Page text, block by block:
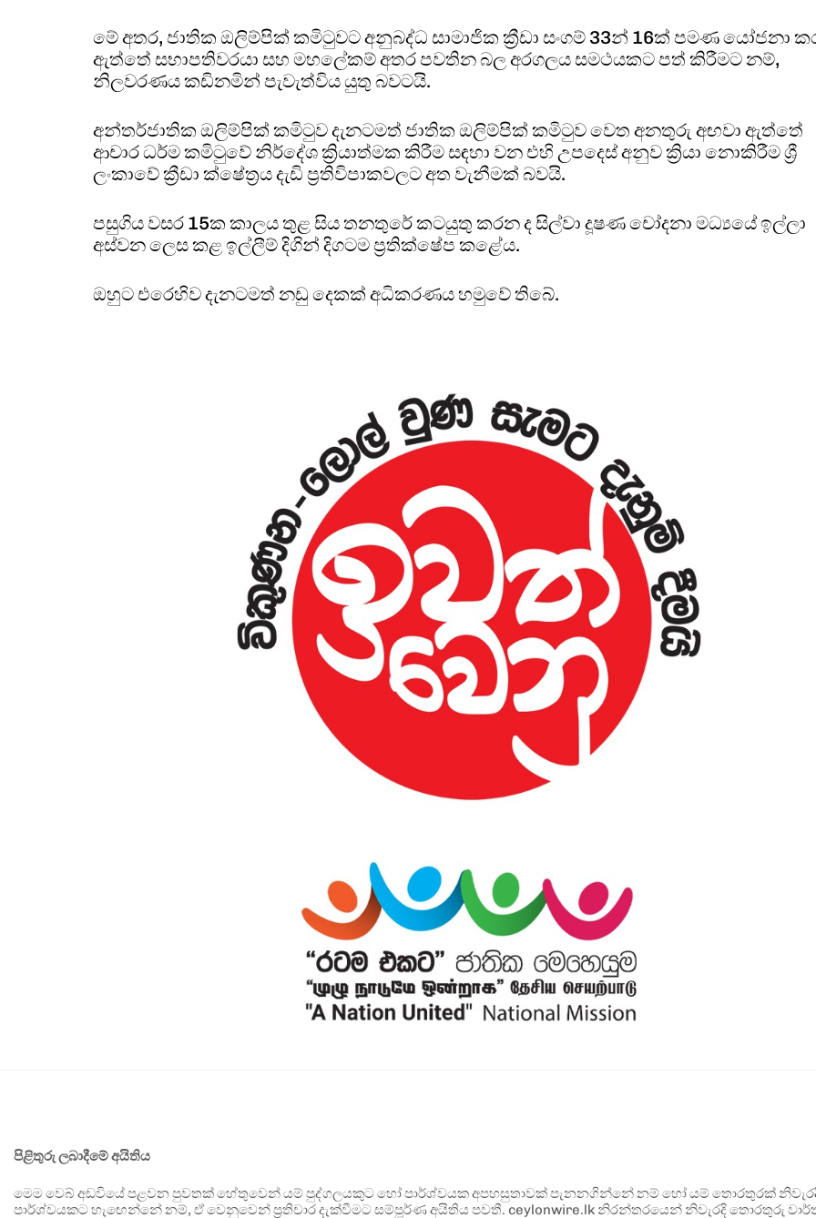
මේ අතර, ජාතික ඔලිම්පික් කමිටුවට අනුබද්ධ සාමාජික ක්‍රීඩා සංගම් 33න් 16ක් පමණ යෝජනා
ඇත්තේ සභාපතිවරයා සහ මහලේකම් අතර පවතින බල අරගලය සමථයකට පත් කිරීමට නම්,
නිලවරණය කඩිනමින් පැවැත්විය යුතු බවටයි.
අන්තර්ජාතික ඔලිම්පික් කමිටුව දැනටමත් ජාතික ඔලිම්පික් කමිටුව වෙත අනතුරු අඟවා ඇත්තේ
ආචාර ධර්ම කමිටුවේ නිර්දේශ ක්‍රියාත්මක කිරීම සඳහා වන එහි උපදෙස් අනුව ක්‍රියා නොකිරීම ශ්‍රී
ලංකාවේ ක්‍රීඩා ක්ෂේත්‍රය දැඩි ප්‍රතිවිපාකවලට අත වැනීමක් බවයි.
පසුගිය වසර 15ක කාලය තුළ සිය තනතුරේ කටයුතු කරන ද සිල්වා දූෂණ චෝදනා මධ්‍යයේ ඉල්ලා
අස්වන ලෙස කළ ඉල්ලීම් දිගින් දිගටම ප්‍රතික්ෂේප කළේය.
ඔහුට එරෙහිව දැනටමත් නඩු දෙකක් අධිකරණය හමුවේ තිබේ.
පිළිතුරු ලබාදීමේ අයිතිය
මෙම වෙබ් අඩවියේ පළවන පුවතක් හේතුවෙන් යම් පුද්ගලයකුට හෝ පාර්ශ්වයක අපහසුතාවක් පැනනගින්නේ නම් හෝ යම් තොරතුරක්
පාර්ශ්වයකට හැඟෙන්නේ නම්, ඒ වෙනුවෙන් ප්‍රතිචාර දැක්වීමට සම්පූර්ණ අයිතිය පවතී. ceylonwire.lk නිරන්තරයෙන් නිවැරදි තොරතුරු